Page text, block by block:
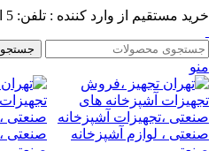
خرید مستقیم از وارد کننده : تلفن: 5 الی 65611793 - ۰۲۱
جستجو
منو